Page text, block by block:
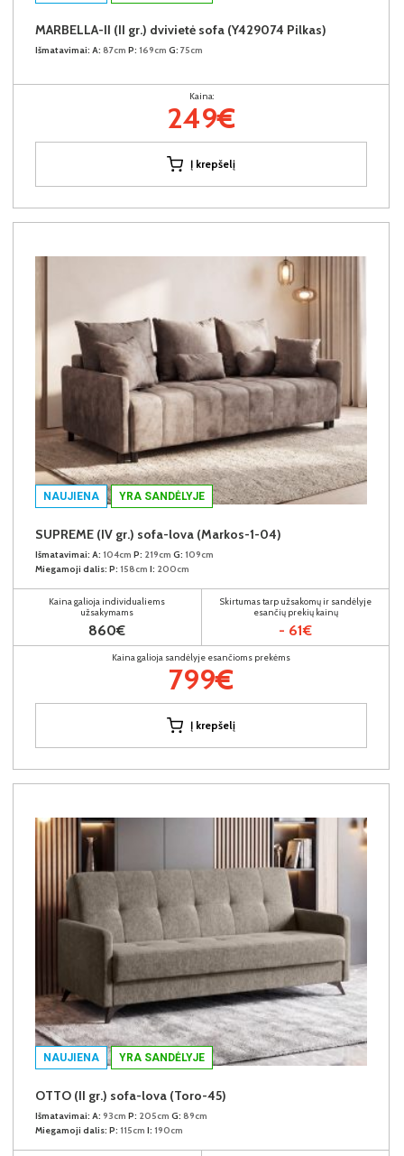
MARBELLA-II (II gr.) dvivietė sofa (Y429074 Pilkas)
Išmatavimai: A: 87cm P: 169cm G: 75cm
Kaina:
249€
Į krepšelį
NAUJIENA YRA SANDĖLYJE
SUPREME (IV gr.) sofa-lova (Markos-1-04)
Išmatavimai: A: 104cm P: 219cm G: 109cm
Miegamoji dalis: P: 158cm I: 200cm
Kaina galioja individualiems
užsakymams
860€
Skirtumas tarp užsakomų ir sandėlyje
esančių prekių kainų
- 61€
Kaina galioja sandėlyje esančioms prekėms
799€
Į krepšelį
NAUJIENA YRA SANDĖLYJE
OTTO (II gr.) sofa-lova (Toro-45)
Išmatavimai: A: 93cm P: 205cm G: 89cm
Miegamoji dalis: P: 115cm I: 190cm